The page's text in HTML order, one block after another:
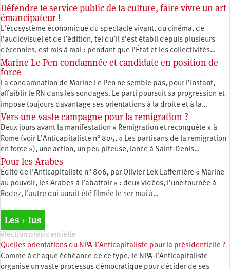
Défendre le service public de la culture, faire vivre un art
émancipateur !
L’écosystème économique du spectacle vivant, du cinéma, de
l’audiovisuel et de l’édition, tel qu’il s’est établi depuis plusieurs
décennies, est mis à mal : pendant que l’État et les collectivités…
Marine Le Pen condamnée et candidate en position de
force
La condamnation de Marine Le Pen ne semble pas, pour l’instant,
affaiblir le RN dans les sondages. Le parti poursuit sa progression et
impose toujours davantage ses orientations à la droite et à la…
Vers une vaste campagne pour la remigration ?
Deux jours avant la manifestation « Remigration et reconquête » à
Rome (voir L’Anticapitaliste n° 805, « Les partisans de la remigration
en force »), une action, un peu piteuse, lance à Saint-Denis…
Pour les Arabes
Édito de l'Anticapitaliste n° 806, par Olivier Lek Lafferrière « Marine
au pouvoir, les Arabes à l’abattoir » : deux vidéos, l’une tournée à
Rodez, l’autre qui aurait été filmée le 1er mai à…
Les + lus
élection présidentielle
Quelles orientations du NPA-l’Anticapitaliste pour la présidentielle ?
Comme à chaque échéance de ce type, le NPA-l’Anticapitaliste
organise un vaste processus démocratique pour décider de ses